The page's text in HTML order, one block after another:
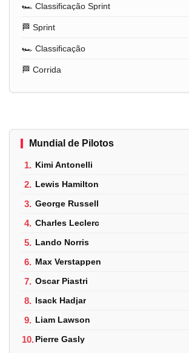
🏎️ Classificação Sprint
🏁 Sprint
🏎️ Classificação
🏁 Corrida
Mundial de Pilotos
1. Kimi Antonelli
2. Lewis Hamilton
3. George Russell
4. Charles Leclerc
5. Lando Norris
6. Max Verstappen
7. Oscar Piastri
8. Isack Hadjar
9. Liam Lawson
10.Pierre Gasly